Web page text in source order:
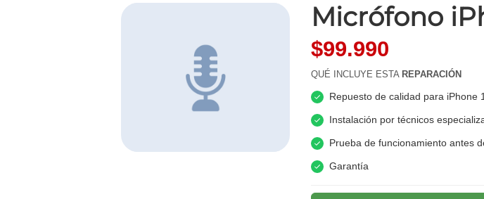
Micrófono
$99.990
QUÉ INCLUYE ESTA REPARACIÓN
Repuesto de calidad para iPhone
Instalación por técnicos
Prueba de funcionamiento antes
Garantía